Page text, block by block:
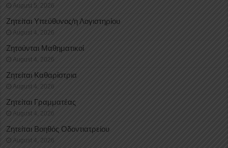
August 5, 2026
Ζητείται Υπεύθυνος/η Λογιστηρίου
August 4, 2026
Ζητούνται Μαθηματικοί
August 4, 2026
Ζητείται Καθαρίστρια
August 4, 2026
Ζητείται Γραμματέας
August 4, 2026
Ζητείται Βοηθός Οδοντιατρείου
August 4, 2026